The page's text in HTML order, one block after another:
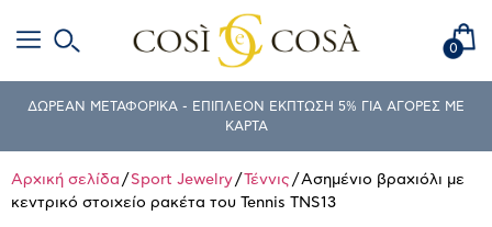
0
ΔΩΡΕΑΝ ΜΕΤΑΦΟΡΙΚΑ - ΕΠΙΠΛΕΟΝ ΕΚΠΤΩΣΗ 5% ΓΙΑ ΑΓΟΡΕΣ ΜΕ
ΚΑΡΤΑ
Αρχική σελίδα / Sport Jewelry/Τέννις / Ασημένιο βραχιόλι με
κεντρικό στοιχείο ρακέτα του Tennis TNS13